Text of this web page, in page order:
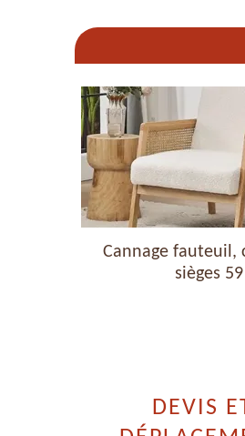
Cannage fauteuil,
sièges 59
DEVIS